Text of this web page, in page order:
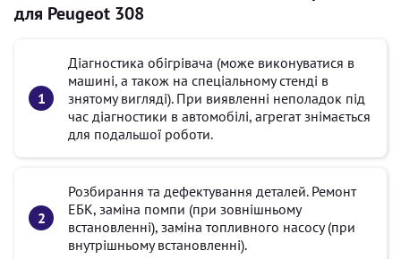
для Peugeot 308
Діагностика обігрівача (може виконуватися в
машині, а також на спеціальному стенді в
знятому вигляді). При виявленні неполадок під
час діагностики в автомобілі, агрегат знімається
для подальшої роботи.
Розбирання та дефектування деталей. Ремонт
ЕБК, заміна помпи (при зовнішньому
встановленні), заміна топливного насосу (при
внутрішньому встановленні).